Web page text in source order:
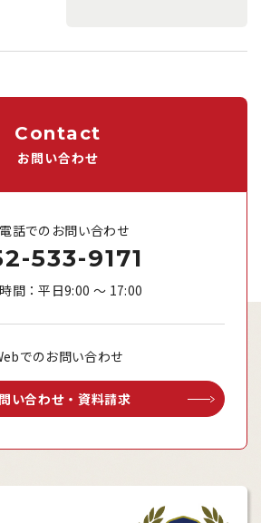
Contact
お問い合わせ
話でのお問い合わせ
533-9171
間：平日9:00 ～ 17:00
でのお問い合わせ
い合わせ・資料請求